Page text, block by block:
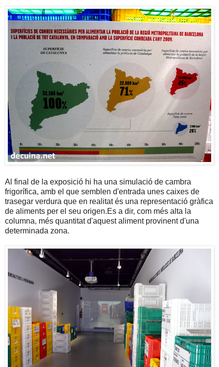
Al final de la exposició hi ha una simulació de cambra
frigorífica, amb el que semblen d'entrada unes caixes de
trasegar verdura que en realitat és una representació gràfica
de aliments per el seu origen.Es a dir, com més alta la
columna, més quantitat d'aquest aliment provinent d'una
determinada zona.